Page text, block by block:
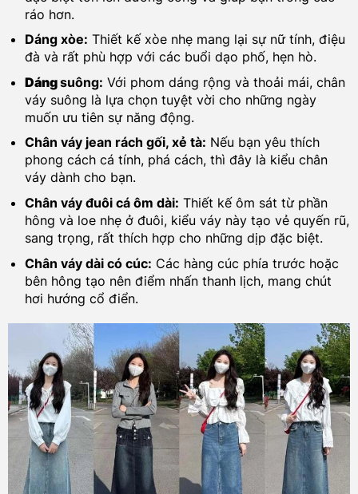
ráo hơn.
Dáng xòe: Thiết kế xòe nhẹ mang lại sự nữ tính, điệu
đà và rất phù hợp với các buổi dạo phố, hẹn hò.
Dángsuông: Với phom dáng rộng và thoải mái, chân
váy suông là lựa chọn tuyệt vời cho những ngày
muốn ưu tiên sự năng động.
Chân váy jean rách gối, xẻ tà: Nếu bạn yêu thích
phong cách cá tính, phá cách, thì đây là kiểu chân
váy dành cho bạn.
Chân váy đuôi cá ôm dài: Thiết kế ôm sát từ phần
hông và loe nhẹ ở đuôi, kiểu váy này tạo vẻ quyến rũ,
sang trọng, rất thích hợp cho những dịp đặc biệt.
Chân váy dài có cúc: Các hàng cúc phía trước hoặc
bên hông tạo nên điểm nhấn thanh lịch, mang chút
hơi hướng cổ điển.